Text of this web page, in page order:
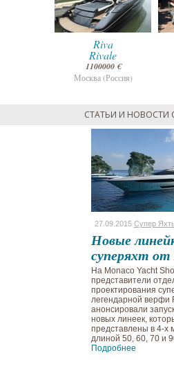
Riva
Rivale
1100000 €
Москва (Россия)
СТАТЬИ И НОВОСТИ
27.09.2015 Супер
Новые
суперяхт от
На Monaco Yacht
представители
проектирования
легендарной верфи
анонсировали
новых линеек,
представлены в 4-х
длиной 50, 60, 70 и
Подробнее